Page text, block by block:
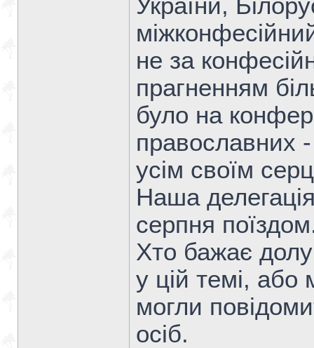
України,
не за
прагненням
було на
православних
усім своїм
Наша
серпня
Хто бажає
у цій темі,
могли
осіб.